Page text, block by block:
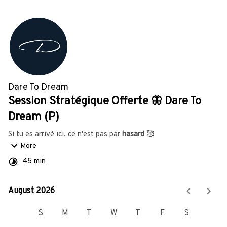
Dare To Dream
Session Stratégique Offerte 🦋 Dare To
Dream (P)
Si tu es arrivé ici, ce n'est pas par hasard 🥰
📅 Sur cette page, tu peux réserver ta session stratégique
offerte avec un membre de notre équipe.
Lors de cet appel offert, nous allons :
Faire un point global sur ton entreprise
et définir ensemble
More
45 min
August 2026
August 2026
S M T W T F S